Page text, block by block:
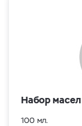
Набор
100 мл.